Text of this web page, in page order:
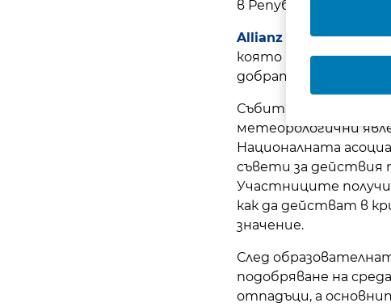
в Република България.
Allianz Prewarning е
която поставя
добрата
Събитието обедини
метеорологични
Националната
съвети за действия
Участниците
как да действат в
значение.
След
подобряване на
отпадъци, а